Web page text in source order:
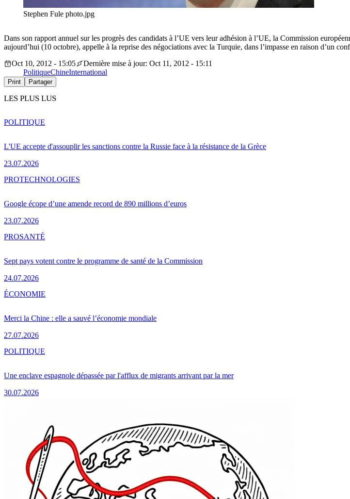
Stephen Fule photo.jpg
Dans son rapport annuel sur les progrès des candidats à l’UE vers leur adhésion à l’UE, la Commission
aujourd’hui (10 octobre), appelle à la reprise des négociations avec la Turquie, dans l’impasse en raison d’un
Oct 10, 2012 - 15:05
Dernière mise à jour: Oct 11, 2012 - 15:11
PolitiqueChineInternational
Print Partager
LES PLUS LUS
L'UE accepte d'assouplir les sanctions contre la Russie face à la résistance de la Grèce
23.07.2026
POLITIQUE
Google écope d’une amende record de 890 millions d’euros
23.07.2026
PROTECHNOLOGIES
Sept pays votent contre le programme de santé de la Commission
24.07.2026
PROSANTÉ
Merci la Chine : elle a sauvé l’économie mondiale
27.07.2026
ÉCONOMIE
Une enclave espagnole dépassée par l'afflux de migrants arrivant par la mer
30.07.2026
POLITIQUE